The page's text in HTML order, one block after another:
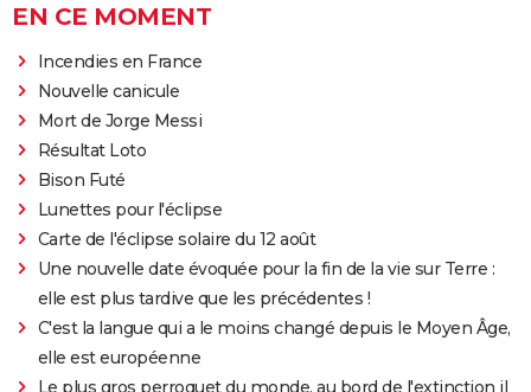
EN CE MOMENT
Incendies en France
Nouvelle canicule
Mort de Jorge Messi
Résultat Loto
Bison Futé
Lunettes pour l'éclipse
Carte de l'éclipse solaire du 12 août
Une nouvelle date évoquée pour la fin de la vie sur Terre :
elle est plus tardive que les précédentes !
C'est la langue qui a le moins changé depuis le Moyen Âge,
elle est européenne
Le plus gros perroquet du monde, au bord de l'extinction il